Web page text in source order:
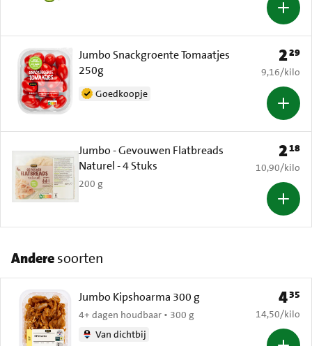
Jumbo Snackgroente Tomaatjes
250g
Goedkoopje
Prijs:
229
€ 9,16 per
9,16/kilo
Jumbo - Gevouwen Flatbreads
Naturel - 4 Stuks
200 g
Prijs:
218
€ 10,90 per
10,90/kilo
Anderesoorten
Jumbo Kipshoarma 300 g
4+ dagen houdbaar • 300 g
Van dichtbij
Prijs:
435
€ 14,50 per
14,50/kilo